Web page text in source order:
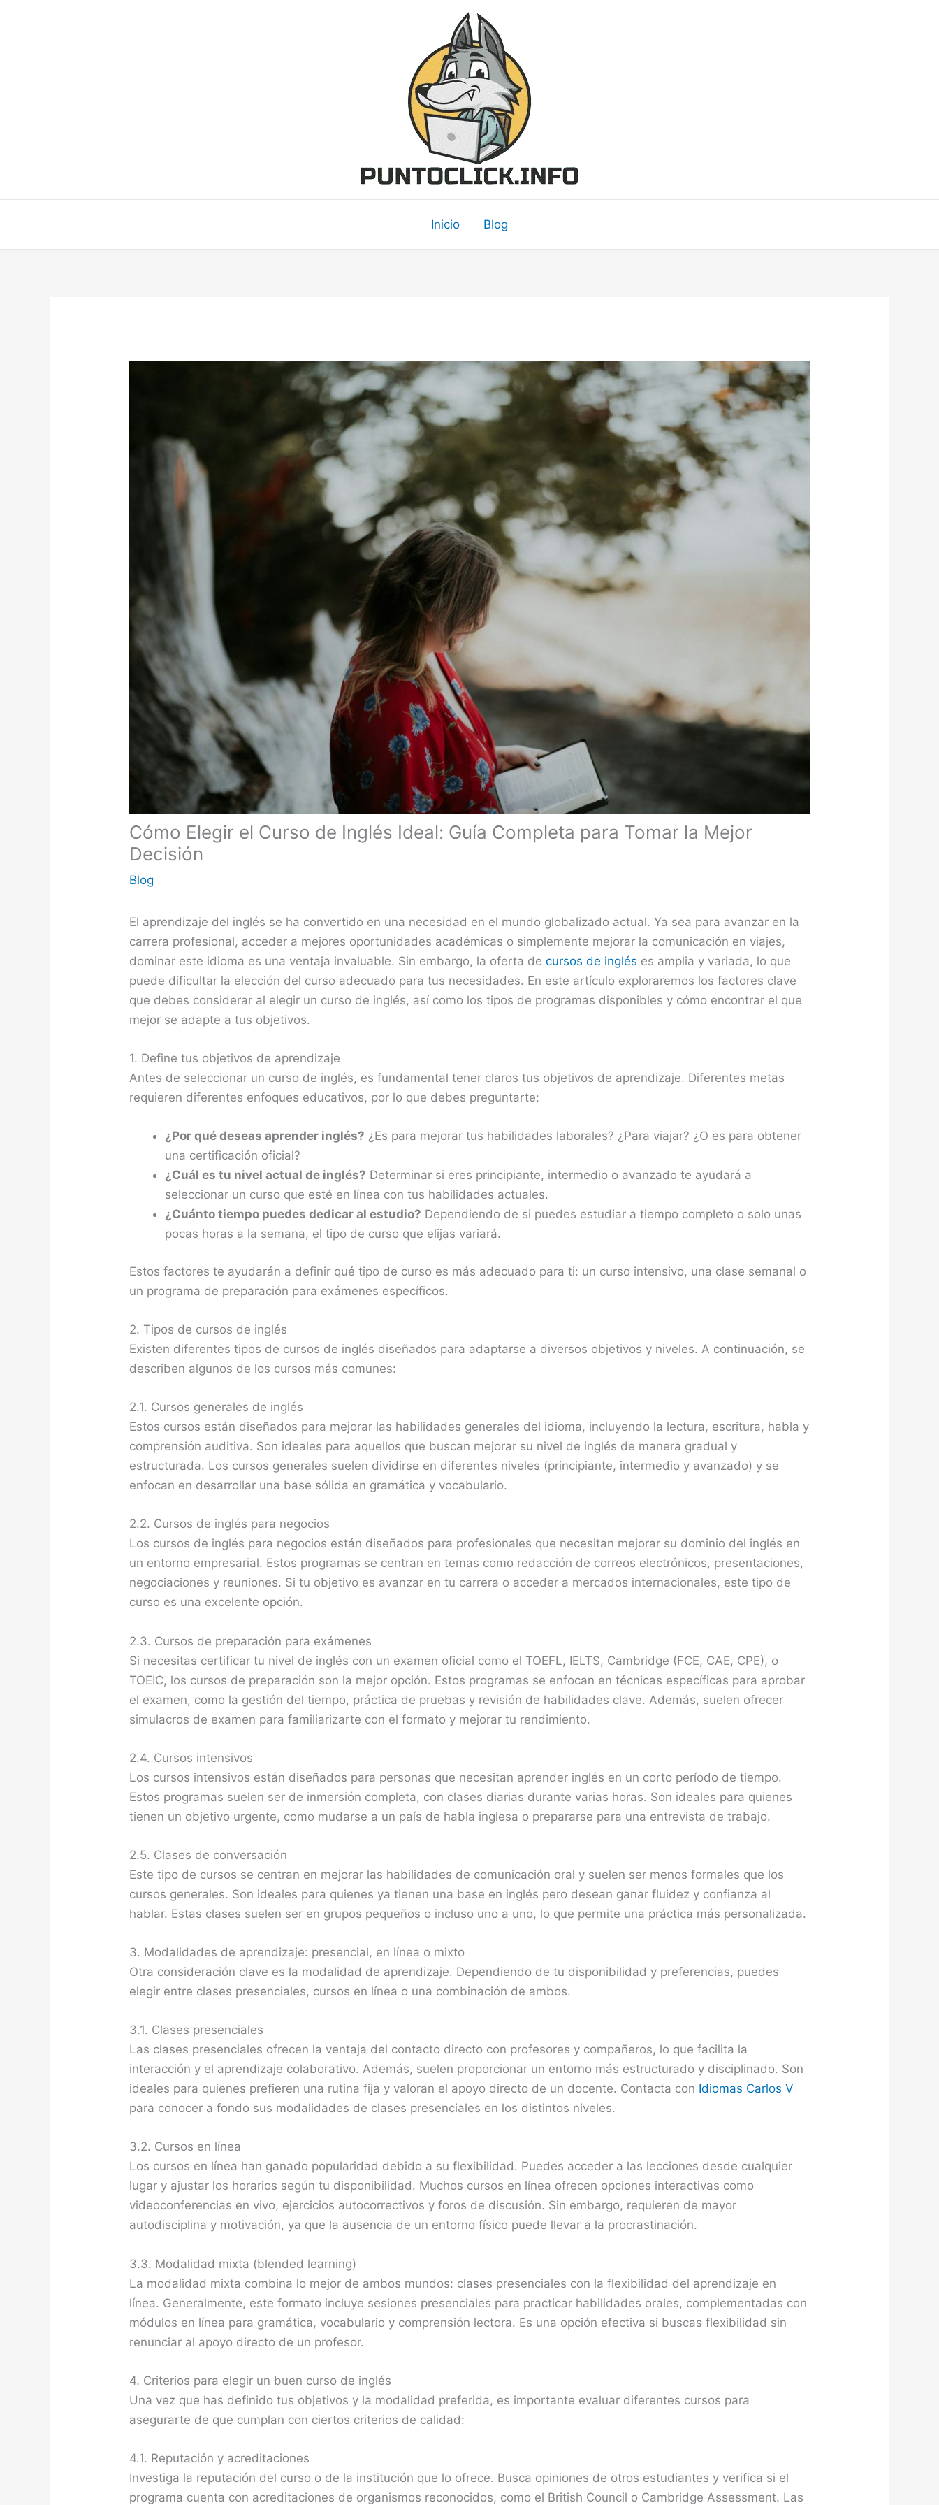
Inicio Blog
Cómo Elegir el Curso de Inglés Ideal: Guía Completa para Tomar la Mejor
Decisión
Blog
El aprendizaje del inglés se ha convertido en una necesidad en el mundo globalizado actual. Ya sea para avanzar en la
carrera profesional, acceder a mejores oportunidades académicas o simplemente mejorar la comunicación en viajes,
dominar este idioma es una ventaja invaluable. Sin embargo, la oferta decursos de inglés es amplia y variada, lo que
puede dificultar la elección del curso adecuado para tus necesidades. En este artículo exploraremos los factores clave
que debes considerar al elegir un curso de inglés, así como los tipos de programas disponibles y cómo encontrar el que
mejor se adapte a tus objetivos.
1. Define tus objetivos de aprendizaje
Antes de seleccionar un curso de inglés, es fundamental tener claros tus objetivos de aprendizaje. Diferentes metas
requieren diferentes enfoques educativos, por lo que debes preguntarte:
¿Por qué deseas aprender inglés? ¿Es para mejorar tus habilidades laborales? ¿Para viajar? ¿O es para obtener
una certificación oficial?
¿Cuál es tu nivel actual de inglés? Determinar si eres principiante, intermedio o avanzado te ayudará a
seleccionar un curso que esté en línea con tus habilidades actuales.
¿Cuánto tiempo puedes dedicar al estudio? Dependiendo de si puedes estudiar a tiempo completo o solo unas
pocas horas a la semana, el tipo de curso que elijas variará.
Estos factores te ayudarán a definir qué tipo de curso es más adecuado para ti: un curso intensivo, una clase semanal o
un programa de preparación para exámenes específicos.
2. Tipos de cursos de inglés
Existen diferentes tipos de cursos de inglés diseñados para adaptarse a diversos objetivos y niveles. A continuación, se
describen algunos de los cursos más comunes:
2.1. Cursos generales de inglés
Estos cursos están diseñados para mejorar las habilidades generales del idioma, incluyendo la lectura, escritura, habla y
comprensión auditiva. Son ideales para aquellos que buscan mejorar su nivel de inglés de manera gradual y
estructurada. Los cursos generales suelen dividirse en diferentes niveles (principiante, intermedio y avanzado) y se
enfocan en desarrollar una base sólida en gramática y vocabulario.
2.2. Cursos de inglés para negocios
Los cursos de inglés para negocios están diseñados para profesionales que necesitan mejorar su dominio del inglés en
un entorno empresarial. Estos programas se centran en temas como redacción de correos electrónicos, presentaciones,
negociaciones y reuniones. Si tu objetivo es avanzar en tu carrera o acceder a mercados internacionales, este tipo de
curso es una excelente opción.
2.3. Cursos de preparación para exámenes
Si necesitas certificar tu nivel de inglés con un examen oficial como el TOEFL, IELTS, Cambridge (FCE, CAE, CPE), o
TOEIC, los cursos de preparación son la mejor opción. Estos programas se enfocan en técnicas específicas para aprobar
el examen, como la gestión del tiempo, práctica de pruebas y revisión de habilidades clave. Además, suelen ofrecer
simulacros de examen para familiarizarte con el formato y mejorar tu rendimiento.
2.4. Cursos intensivos
Los cursos intensivos están diseñados para personas que necesitan aprender inglés en un corto período de tiempo.
Estos programas suelen ser de inmersión completa, con clases diarias durante varias horas. Son ideales para quienes
tienen un objetivo urgente, como mudarse a un país de habla inglesa o prepararse para una entrevista de trabajo.
2.5. Clases de conversación
Este tipo de cursos se centran en mejorar las habilidades de comunicación oral y suelen ser menos formales que los
cursos generales. Son ideales para quienes ya tienen una base en inglés pero desean ganar fluidez y confianza al
hablar. Estas clases suelen ser en grupos pequeños o incluso uno a uno, lo que permite una práctica más personalizada.
3. Modalidades de aprendizaje: presencial, en línea o mixto
Otra consideración clave es la modalidad de aprendizaje. Dependiendo de tu disponibilidad y preferencias, puedes
elegir entre clases presenciales, cursos en línea o una combinación de ambos.
3.1. Clases presenciales
Las clases presenciales ofrecen la ventaja del contacto directo con profesores y compañeros, lo que facilita la
interacción y el aprendizaje colaborativo. Además, suelen proporcionar un entorno más estructurado y disciplinado. Son
ideales para quienes prefieren una rutina fija y valoran el apoyo directo de un docente. Contacta con Idiomas Carlos V
para conocer a fondo sus modalidades de clases presenciales en los distintos niveles.
3.2. Cursos en línea
Los cursos en línea han ganado popularidad debido a su flexibilidad. Puedes acceder a las lecciones desde cualquier
lugar y ajustar los horarios según tu disponibilidad. Muchos cursos en línea ofrecen opciones interactivas como
videoconferencias en vivo, ejercicios autocorrectivos y foros de discusión. Sin embargo, requieren de mayor
autodisciplina y motivación, ya que la ausencia de un entorno físico puede llevar a la procrastinación.
3.3. Modalidad mixta (blended learning)
La modalidad mixta combina lo mejor de ambos mundos: clases presenciales con la flexibilidad del aprendizaje en
línea. Generalmente, este formato incluye sesiones presenciales para practicar habilidades orales, complementadas con
módulos en línea para gramática, vocabulario y comprensión lectora. Es una opción efectiva si buscas flexibilidad sin
renunciar al apoyo directo de un profesor.
4. Criterios para elegir un buen curso de inglés
Una vez que has definido tus objetivos y la modalidad preferida, es importante evaluar diferentes cursos para
asegurarte de que cumplan con ciertos criterios de calidad:
4.1. Reputación y acreditaciones
Investiga la reputación del curso o de la institución que lo ofrece. Busca opiniones de otros estudiantes y verifica si el
programa cuenta con acreditaciones de organismos reconocidos, como el British Council o Cambridge Assessment. Las